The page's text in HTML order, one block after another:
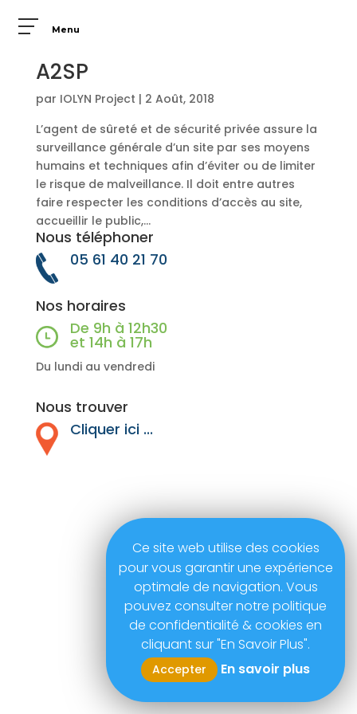
A2SP
par IOLYN Project | 2 Août, 2018
L’agent de sûreté et de sécurité privée assure la
surveillance générale d’un site par ses moyens
humains et techniques afin d’éviter ou de limiter
le risque de malveillance. Il doit entre autres
faire respecter les conditions d’accès au site,
accueillir le public,...
Nous téléphoner
05 61 40 21 70
Nos horaires
De 9h à 12h30
et 14h à 17h
Du lundi au vendredi
Nous trouver
Cliquer ici ...
Ce site web utilise des cookies
pour vous garantir une expérience
optimale de navigation. Vous
pouvez consulter notre politique
de confidentialité & cookies en
cliquant sur "En Savoir Plus".
Accepter En savoir plus
Menu